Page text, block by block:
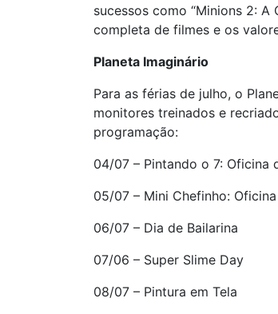
sucessos como “Minions 2: A
completa de filmes e os
Planeta Imaginário
Para as férias de julho, o
monitores treinados e
programação:
04/07 – Pintando o 7: Oficina
05/07 – Mini Chefinho:
06/07 – Dia de Bailarina
07/06 – Super Slime Day
08/07 – Pintura em Tela